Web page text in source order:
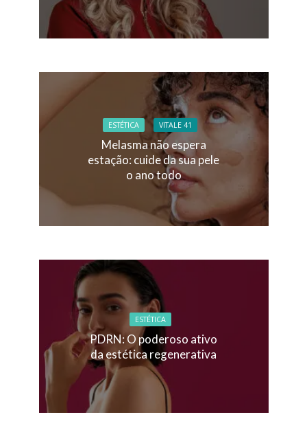
ESTÉTICA VITALE 41
Melasma não espera
estação: cuide da sua pele
o ano todo
ESTÉTICA
PDRN: O poderoso ativo
da estética regenerativa